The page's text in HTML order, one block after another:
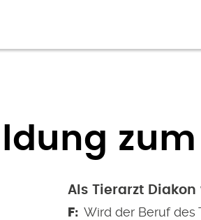
Als Tierarzt Diakon
Wird der Beruf des